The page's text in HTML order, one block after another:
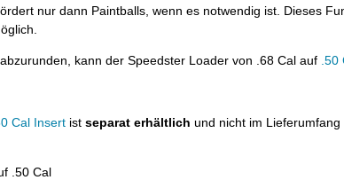
nur dann Paintballs, wenn es notwendig ist. Dieses
kann der Speedster Loader von .68 Cal auf .50
Cal Insert ist separat erhältlich und nicht im Lieferumfang
.50 Cal